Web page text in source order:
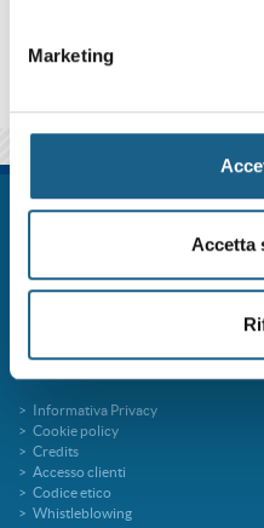
Marketing
Accetta
FORM.ART SOC. CONS. A R.L. è un
presso la Regione Emilia Romagna
FORMart via Ronco, 3 40013 Castel
Informativa Privacy
Cookie policy
Credits
Accesso clienti
Codice etico
Whistleblowing